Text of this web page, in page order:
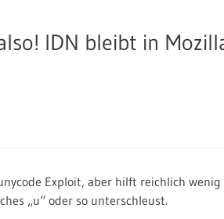
IDN bleibt in
Exploit, aber hilft reichlich wenig
„u“ oder so unterschleust.